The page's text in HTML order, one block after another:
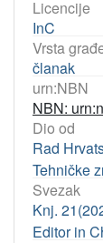
Licencije
InC
Vrsta
članak
urn:NBN
NBN:
Dio od
Rad
Tehničke
Svezak
Knj.
Editor in